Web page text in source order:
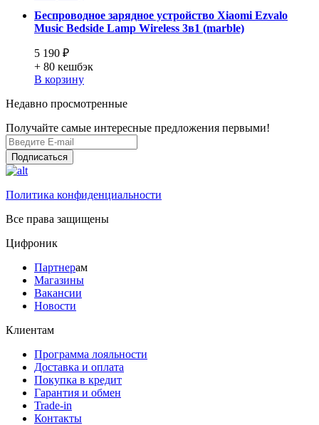
Беспроводное зарядное устройство Xiaomi Ezvalo
Music Bedside Lamp Wireless 3в1 (marble)
5 190 ₽
+ 80 кешбэк
В корзину
Недавно просмотренные
Получайте самые интересные предложения первыми!
Подписаться
Политика конфиденциальности
Все права защищены
Цифроник
Партнерам
Магазины
Вакансии
Новости
Клиентам
Программа лояльности
Доставка и оплата
Покупка в кредит
Гарантия и обмен
Trade-in
Контакты